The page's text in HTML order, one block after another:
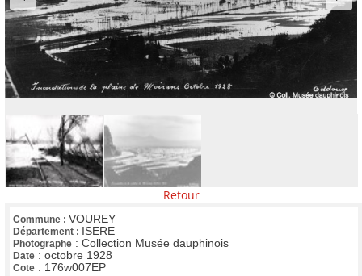
Retour
Commune : VOUREY
Département : ISERE
Photographe : Collection Musée dauphinois
Date : octobre 1928
Cote : 176w007EP